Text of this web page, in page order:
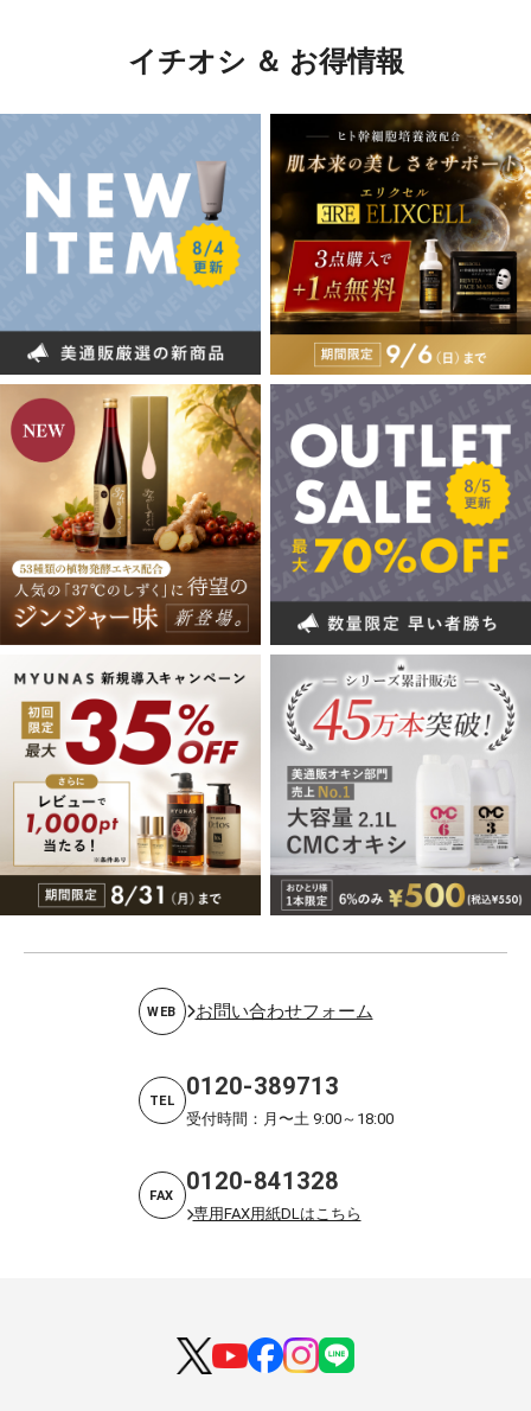
イチオシ ＆ お得情報
WEB お問い合わせフォーム
TEL 0120-389713
受付時間：月〜土 9:00～18:00
FAX 0120-841328
専用FAX用紙DLはこちら